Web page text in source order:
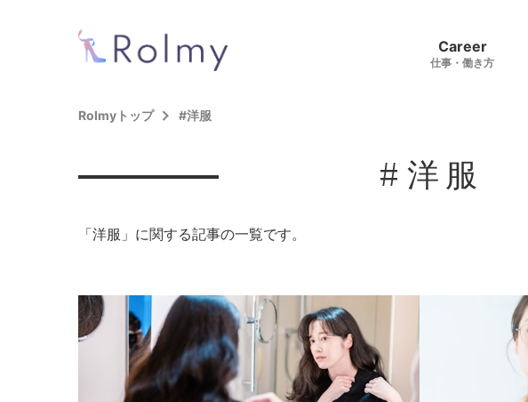
Career
仕事・働き方
Rolmyトップ #洋服
#洋服
「洋服」に関する記事の一覧です。